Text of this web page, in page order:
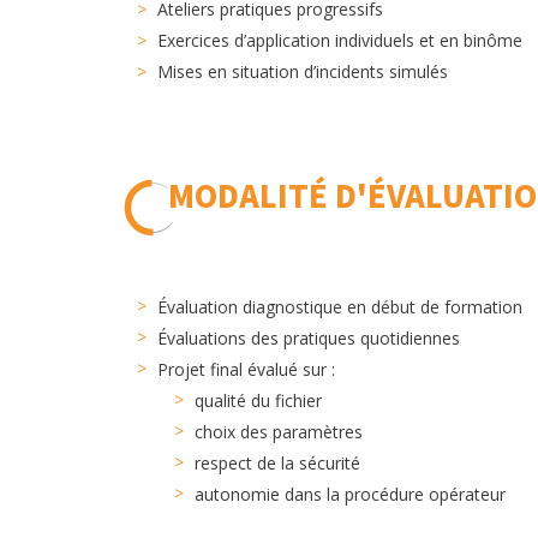
Ateliers pratiques progressifs
Exercices d’application individuels et en binôme
Mises en situation d’incidents simulés
MODALITÉ
Évaluation diagnostique en début de formation
Évaluations des pratiques quotidiennes
Projet final évalué sur :
qualité du fichier
choix des paramètres
respect de la sécurité
autonomie dans la procédure opérateur